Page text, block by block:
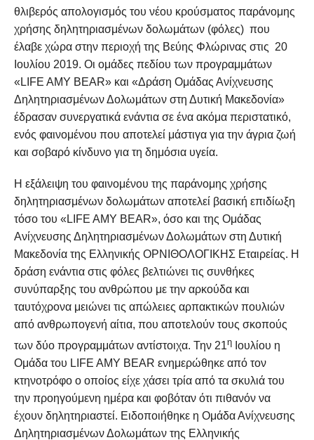
θλιβερός απολογισμός του νέου κρούσματος παράνομης
χρήσης δηλητηριασμένων δολωμάτων (φόλες) που
έλαβε χώρα στην περιοχή της Βεύης Φλώρινας στις 20
Ιουλίου 2019. Οι ομάδες πεδίου των προγραμμάτων
«LIFE AMY BEAR» και «Δράση Ομάδας Ανίχνευσης
Δηλητηριασμένων Δολωμάτων στη Δυτική Μακεδονία»
έδρασαν συνεργατικά ενάντια σε ένα ακόμα περιστατικό,
ενός φαινομένου που αποτελεί μάστιγα για την άγρια ζωή
και σοβαρό κίνδυνο για τη δημόσια υγεία.
Η εξάλειψη του φαινομένου της παράνομης χρήσης
δηλητηριασμένων δολωμάτων αποτελεί βασική επιδίωξη
τόσο του «LIFE AMY BEAR», όσο και της Ομάδας
Ανίχνευσης Δηλητηριασμένων Δολωμάτων στη Δυτική
Μακεδονία της Ελληνικής ΟΡΝΙΘΟΛΟΓΙΚΗΣ Εταιρείας. Η
δράση ενάντια στις φόλες βελτιώνει τις συνθήκες
συνύπαρξης του ανθρώπου με την αρκούδα και
ταυτόχρονα μειώνει τις απώλειες αρπακτικών πουλιών
από ανθρωπογενή αίτια, που αποτελούν τους σκοπούς
των δύο προγραμμάτων αντίστοιχα. Την 21ηΙουλίου η
Ομάδα του LIFE AMY BEAR ενημερώθηκε από τον
κτηνοτρόφο ο οποίος είχε χάσει τρία από τα σκυλιά του
την προηγούμενη ημέρα και φοβόταν ότι πιθανόν να
έχουν δηλητηριαστεί. Ειδοποιήθηκε η Ομάδα Ανίχνευσης
Δηλητηριασμένων Δολωμάτων της Ελληνικής